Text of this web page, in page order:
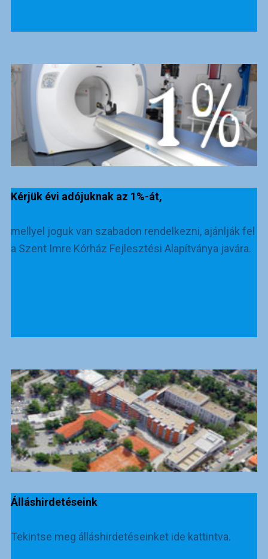
Kérjük évi adójuknak az 1%-át,
mellyel joguk van szabadon rendelkezni, ajánlják fel
a Szent Imre Kórház Fejlesztési Alapítványa javára.
Álláshirdetéseink
Tekintse meg álláshirdetéseinket ide kattintva.